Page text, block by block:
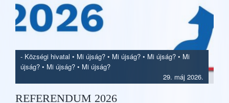
- Községi hivatal • Mi újság? • Mi újság? • Mi újság? • Mi
újság? • Mi újság? • Mi újság?
29. máj 2026.
REFERENDUM 2026